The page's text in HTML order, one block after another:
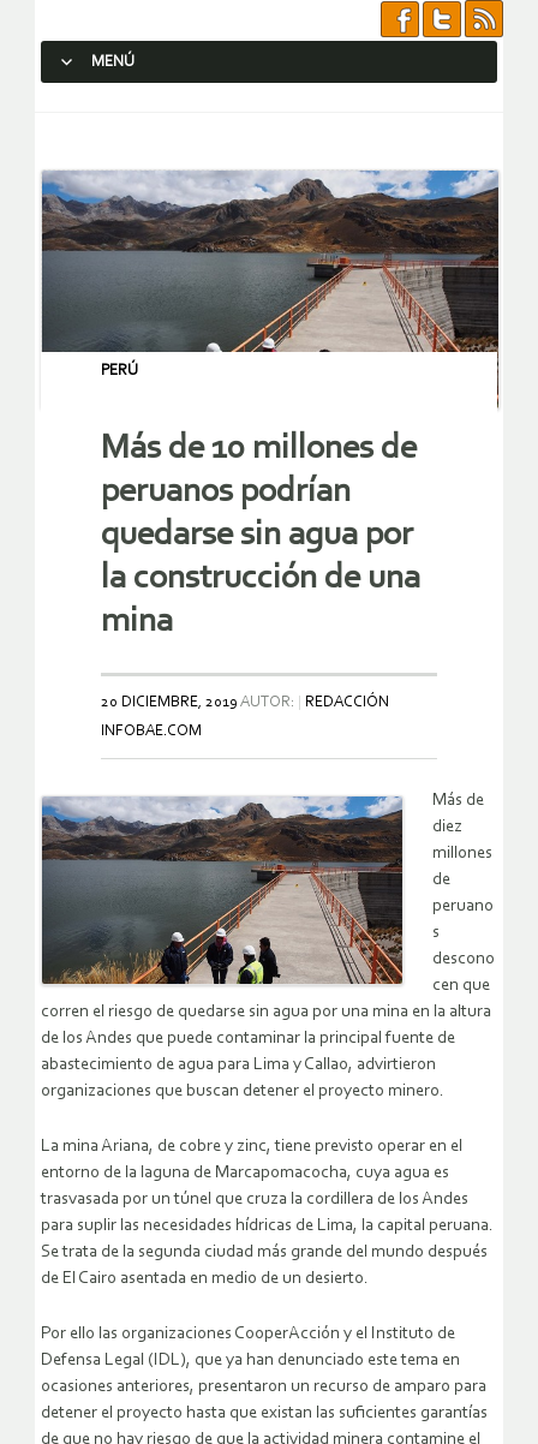
MENÚ
PERÚ
Más de 10 millones de
peruanos podrían
quedarse sin agua por
la construcción de una
mina
20 DICIEMBRE, 2019 AUTOR:
REDACCIÓN
INFOBAE.COM
Más de
diez
millones
de
peruano
s
descono
cen que
corren el riesgo de quedarse sin agua por una mina en la altura
de los Andes que puede contaminar la principal fuente de
abastecimiento de agua para Lima y Callao, advirtieron
organizaciones que buscan detener el proyecto minero.
La mina Ariana, de cobre y zinc, tiene previsto operar en el
entorno de la laguna de Marcapomacocha, cuya agua es
trasvasada por un túnel que cruza la cordillera de los Andes
para suplir las necesidades hídricas de Lima, la capital peruana.
Se trata de la segunda ciudad más grande del mundo después
de El Cairo asentada en medio de un desierto.
Por ello las organizaciones CooperAcción y el Instituto de
Defensa Legal (IDL), que ya han denunciado este tema en
ocasiones anteriores, presentaron un recurso de amparo para
detener el proyecto hasta que existan las suficientes garantías
de que no hay riesgo de que la actividad minera contamine el